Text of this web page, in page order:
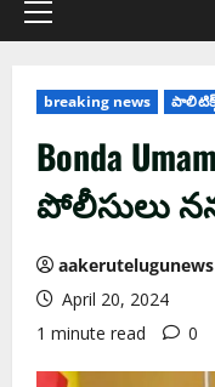
breaking news
Bonda
పోలీసులు
aakerutelugunews
April 20, 2024
1 minute read
0